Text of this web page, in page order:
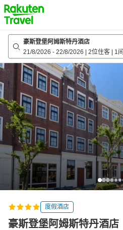
to
top
page
豪斯登堡阿姆斯特丹酒店
21/8/2026 - 22/8/2026 2位住客 1间
度假酒店
豪斯登堡阿姆斯特丹酒店